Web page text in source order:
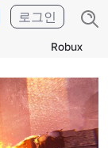
Robux
로그인